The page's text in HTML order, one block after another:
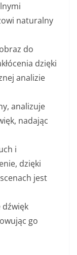
naturalny
do
dzięki
analizie
analizuje
nadając
i
dzięki
jest
dźwięk
go